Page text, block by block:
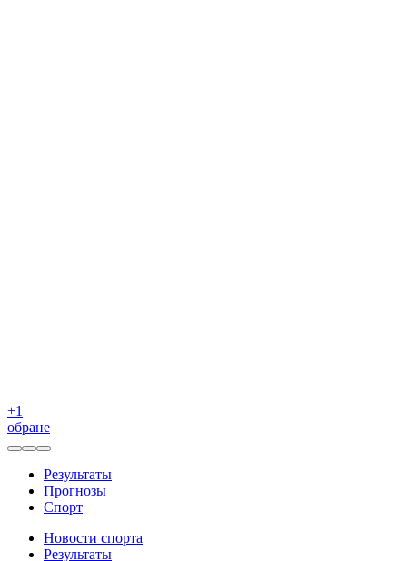
+1
обране
Результаты
Прогнозы
Спорт
Новости спорта
Результаты